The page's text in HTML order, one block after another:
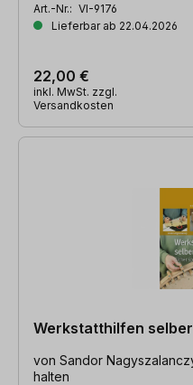
Art.-Nr.: VI-9176
Lieferbar ab 22.04.2026
22,00 €
inkl. MwSt. zzgl.
Versandkosten
Werkstatthilfen
von Sandor
halten